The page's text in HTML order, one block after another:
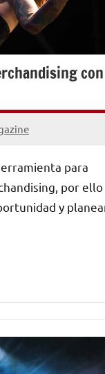
con
para
por ello
y